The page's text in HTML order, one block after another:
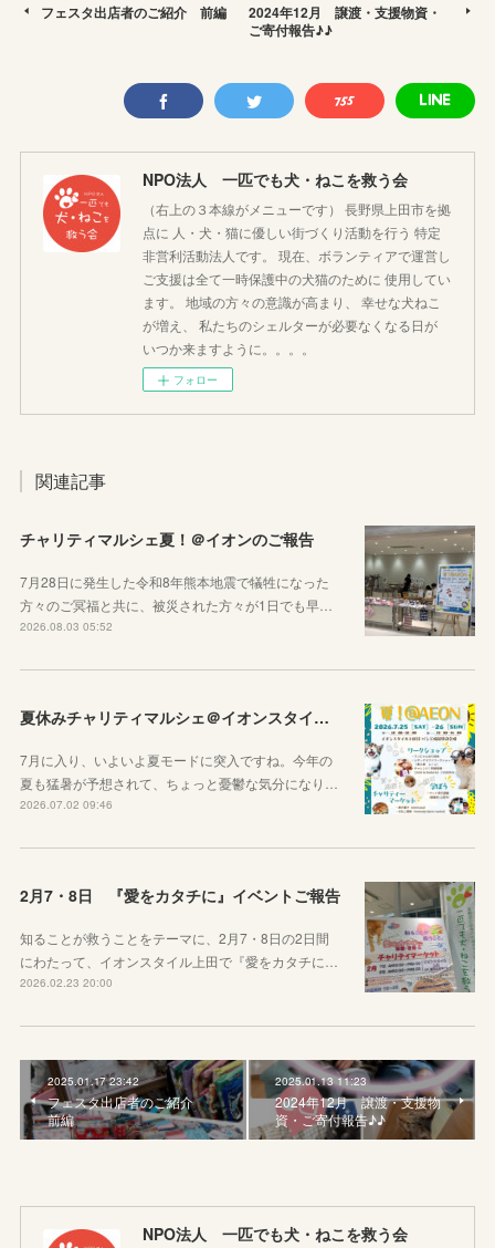
フェスタ出店者のご紹介 前編
2024年12月 譲渡・支援物資・
ご寄付報告♪♪
NPO法人 一匹でも犬・ねこを救う会
（右上の３本線がメニューです） 長野県上田市を拠
点に 人・犬・猫に優しい街づくり活動を行う 特定
非営利活動法人です。 現在、ボランティアで運営し
ご支援は全て一時保護中の犬猫のために 使用してい
ます。 地域の方々の意識が高まり、 幸せな犬ねこ
が増え、 私たちのシェルターが必要なくなる日が
いつか来ますように。。。。
フォロー
関連記事
チャリティマルシェ夏！＠イオンのご報告
7月28日に発生した令和8年熊本地震で犠牲になった
方々のご冥福と共に、被災された方々が1日でも早…
2026.08.03 05:52
夏休みチャリティマルシェ＠イオンスタイル上田のご案内
7月に入り、いよいよ夏モードに突入ですね。今年の
夏も猛暑が予想されて、ちょっと憂鬱な気分になり…
2026.07.02 09:46
2月7・8日 『愛をカタチに』イベントご報告
知ることが救うことをテーマに、2月7・8日の2日間
にわたって、イオンスタイル上田で『愛をカタチに…
2026.02.23 20:00
2025.01.17 23:42
フェスタ出店者のご紹介
前編
2025.01.13 11:23
2024年12月 譲渡・支援物
資・ご寄付報告♪♪
NPO法人 一匹でも犬・ねこを救う会